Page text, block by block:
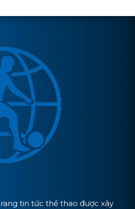
tin tức thể thao được xây